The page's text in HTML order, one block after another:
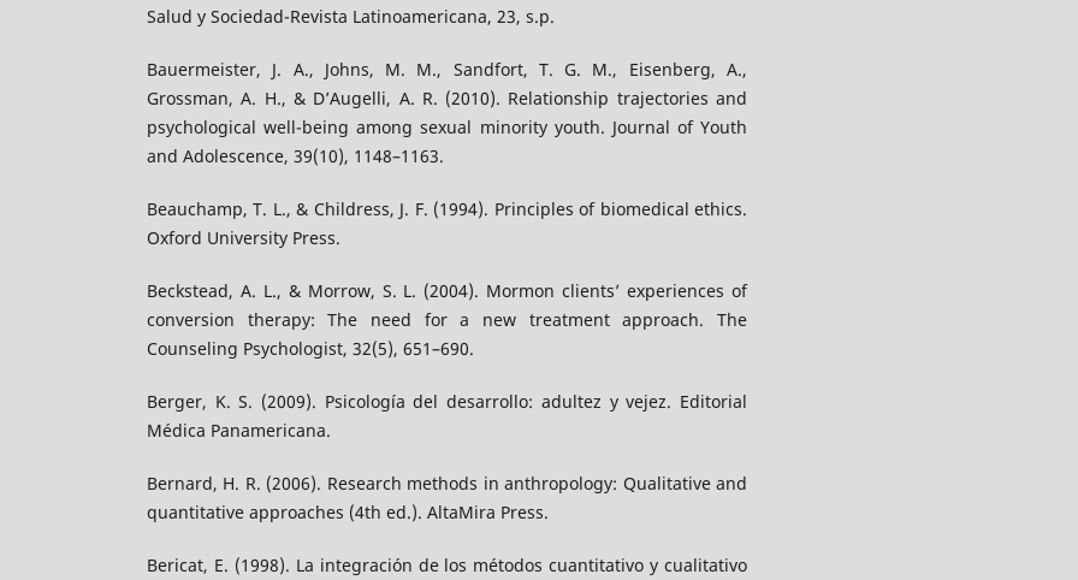
Salud y Sociedad-Revista Latinoamericana, 23, s.p.
Bauermeister, J. A., Johns, M. M., Sandfort, T. G. M., Eisenberg, A.,
Grossman, A. H., & D’Augelli, A. R. (2010). Relationship trajectories and
psychological well-being among sexual minority youth. Journal of Youth
and Adolescence, 39(10), 1148–1163.
Beauchamp, T. L., & Childress, J. F. (1994). Principles of biomedical ethics.
Oxford University Press.
Beckstead, A. L., & Morrow, S. L. (2004). Mormon clients’ experiences of
conversion therapy: The need for a new treatment approach. The
Counseling Psychologist, 32(5), 651–690.
Berger, K. S. (2009). Psicología del desarrollo: adultez y vejez. Editorial
Médica Panamericana.
Bernard, H. R. (2006). Research methods in anthropology: Qualitative and
quantitative approaches (4th ed.). AltaMira Press.
Bericat, E. (1998). La integración de los métodos cuantitativo y cualitativo